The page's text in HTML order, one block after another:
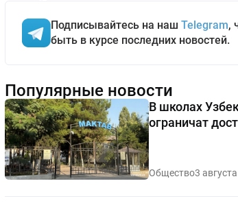
Подписывайтесь на наш Telegram,
быть в курсе последних новостей.
Популярные новости
В школах
ограничат
Общество3